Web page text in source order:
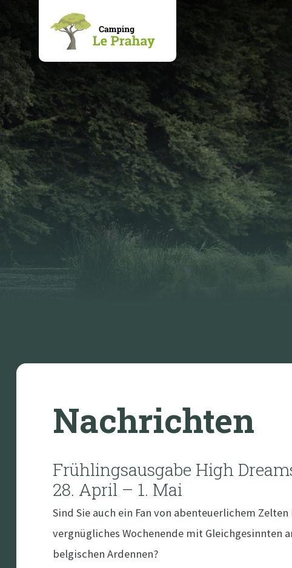
Nachrichten
Frühlingsausgabe High
28. April – 1. Mai
Sind Sie auch ein Fan von abenteuerlichem
vergnügliches Wochenende mit Gleichgesinnten
belgischen Ardennen?